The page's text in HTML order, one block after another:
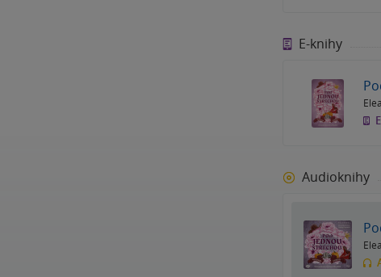
E-knihy
Audioknihy